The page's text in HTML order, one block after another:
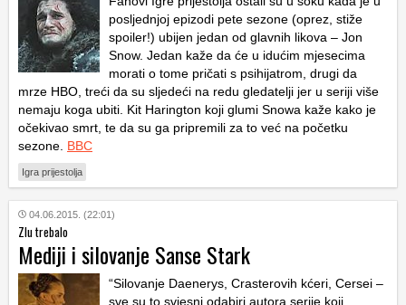
posljednjoj epizodi pete sezone (oprez, stiže
spoiler!) ubijen jedan od glavnih likova – Jon
Snow. Jedan kaže da će u idućim mjesecima
morati o tome pričati s psihijatrom, drugi da
mrze HBO, treći da su sljedeći na redu gledatelji jer u seriji više
nemaju koga ubiti. Kit Harington koji glumi Snowa kaže kako je
očekivao smrt, te da su ga pripremili za to već na početku
sezone. BBC
Igra prijestolja
04.06.2015. (22:01)
Zlu trebalo
Mediji i silovanje Sanse Stark
“Silovanje Daenerys, Crasterovih kćeri, Cersei –
sve su to svjesni odabiri autora serije koji